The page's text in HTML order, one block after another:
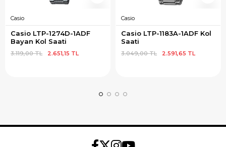
Casio
Casio LTP-1274D-1ADF
Bayan Kol Saati
2.651,15 TL
3.119,00 TL
Casio
Casio LTP-1183A-1ADF Kol
Saati
2.591,65 TL
3.049,00 TL